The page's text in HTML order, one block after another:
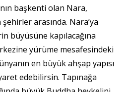
başkenti olan Nara,
arasında. Nara’ya
büyüsüne kapılacağına
yürüme mesafesindeki
en büyük ahşap yapısı
edebilirsin. Tapınağa